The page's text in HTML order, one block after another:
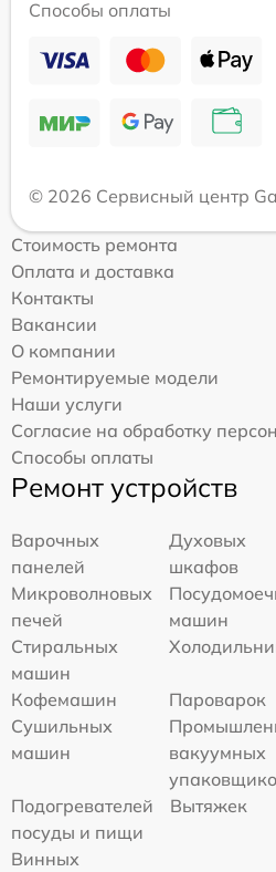
Способы оплаты
© 2026 Сервисный центр
Стоимость ремонта
Оплата и доставка
Контакты
Вакансии
О компании
Ремонтируемые модели
Наши услуги
Согласие на обработку
Способы оплаты
Ремонт устройств
Варочных
панелей
Духовых
шкафов
Микроволновых
печей
машин
Стиральных
машин
Кофемашин
Пароварок
Сушильных
машин
вакуумных
Подогревателей
посуды и пищи
Вытяжек
Винных